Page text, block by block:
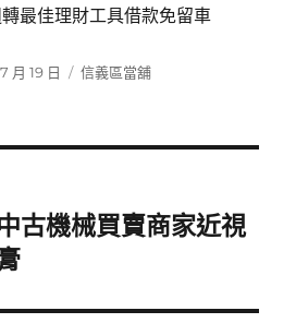
最佳理財工具借款免留車
月 19 日
分
信義區當舖
古機械買賣商家近視